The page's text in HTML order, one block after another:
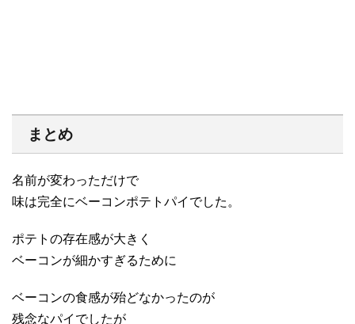
まとめ
名前が変わっただけで
味は完全にベーコンポテトパイでした。
ポテトの存在感が大きく
ベーコンが細かすぎるために
ベーコンの食感が殆どなかったのが
残念なパイでしたが